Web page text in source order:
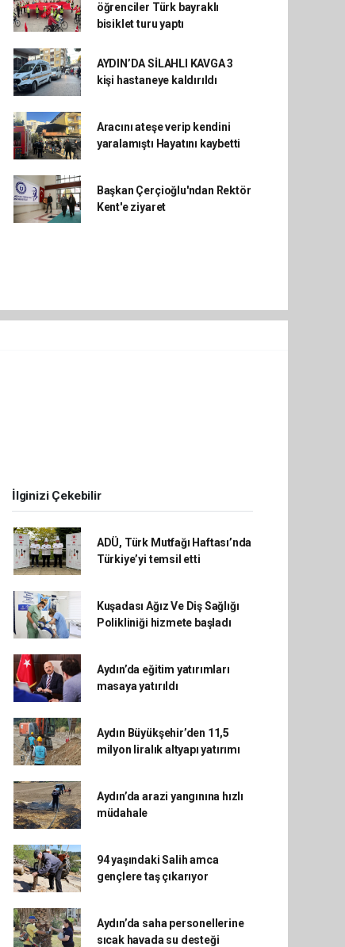
öğrenciler Türk bayraklı
bisiklet turu yaptı
AYDIN’DA SİLAHLI KAVGA 3
kişi hastaneye kaldırıldı
Aracını ateşe verip kendini
yaralamıştı Hayatını kaybetti
Başkan Çerçioğlu'ndan Rektör
Kent'e ziyaret
İlginizi Çekebilir
ADÜ, Türk Mutfağı Haftası’nda
Türkiye’yi temsil etti
Kuşadası Ağız Ve Diş Sağlığı
Polikliniği hizmete başladı
Aydın’da eğitim yatırımları
masaya yatırıldı
Aydın Büyükşehir’den 11,5
milyon liralık altyapı yatırımı
Aydın’da arazi yangınına hızlı
müdahale
94 yaşındaki Salih amca
gençlere taş çıkarıyor
Aydın’da saha personellerine
sıcak havada su desteği